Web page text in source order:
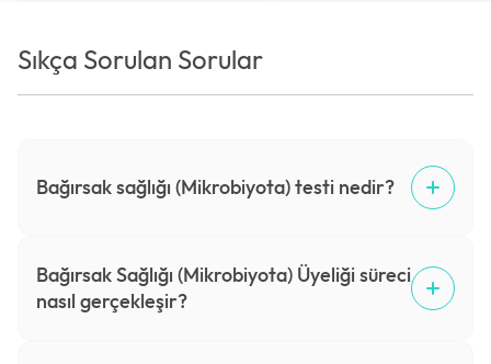
Sıkça Sorulan Sorular
Bağırsak sağlığı (Mikrobiyota) testi nedir?
Bağırsak Sağlığı (Mikrobiyota) Üyeliği süreci
nasıl gerçekleşir?